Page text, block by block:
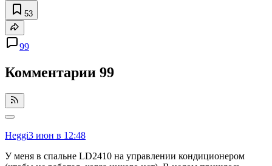
53
99
Комментарии 99
Heggi3 июн в 12:48
У меня в спальне LD2410 на управлении кондиционером